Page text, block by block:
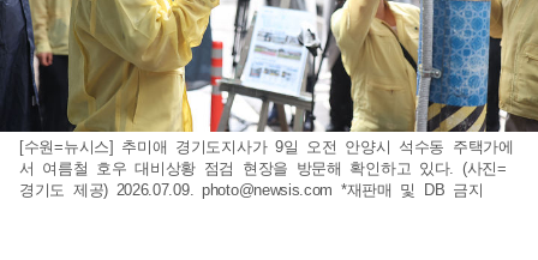
[수원=뉴시스] 추미애 경기도지사가 9일 오전 안양시 석수동 주택가에
서 여름철 호우 대비상황 점검 현장을 방문해 확인하고 있다. (사진=
경기도 제공) 2026.07.09. photo@newsis.com *재판매 및 DB 금지